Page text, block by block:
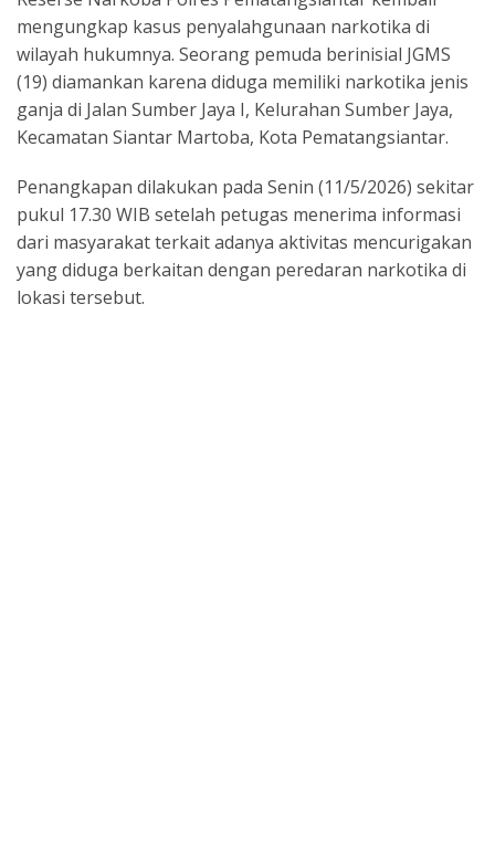
b
o
o
k
l s
A
p
p
a
d
s
gr
a
m
e
mengungkap kasus penyalahgunaan narkotika di
wilayah hukumnya. Seorang pemuda berinisial JGMS
(19) diamankan karena diduga memiliki narkotika jenis
ganja di Jalan Sumber Jaya I, Kelurahan Sumber Jaya,
Kecamatan Siantar Martoba, Kota Pematangsiantar.
Penangkapan dilakukan pada Senin (11/5/2026) sekitar
pukul 17.30 WIB setelah petugas menerima informasi
dari masyarakat terkait adanya aktivitas mencurigakan
yang diduga berkaitan dengan peredaran narkotika di
lokasi tersebut.